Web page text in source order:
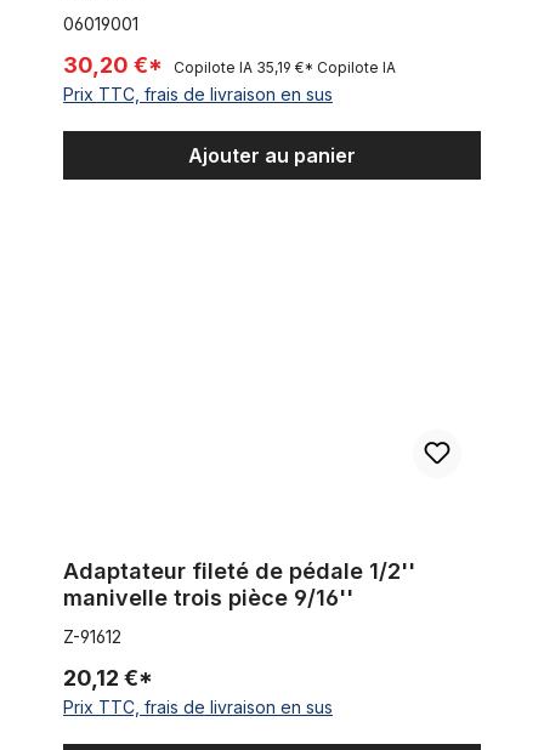
06019001
30,20 €* Copilote IA 35,19 €* Copilote IA
Prix TTC, frais de livraison en sus
Ajouter au panier
Adaptateur fileté de pédale 1/2''
manivelle trois pièce 9/16''
Z-91612
20,12 €*
Prix TTC, frais de livraison en sus